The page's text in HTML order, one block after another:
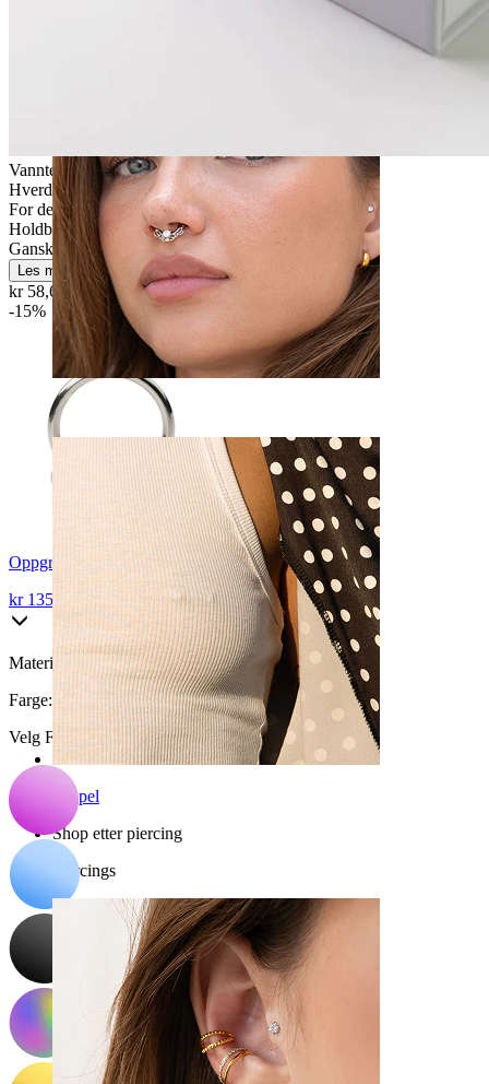
Septum
Nippel
Shop etter piercing
Piercings
Vanntett
Hverdagsbruk
For de fleste hudtyper
Holdbar
Ganske enkelt
Les mer
kr 58,65 kr 69,00
-15%
Oppgrader til titan med forbedret lås
kr 135,15
kr 159,00
Materiale:
Kirurgisk stål
Farge:
Velg Farge